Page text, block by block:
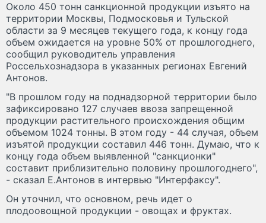
Около 450 тонн санкционной продукции изъято на
территории Москвы, Подмосковья и Тульской
области за 9 месяцев текущего года, к концу года
объем ожидается на уровне 50% от прошлогоднего,
сообщил руководитель управления
Россельхознадзора в указанных регионах Евгений
Антонов.
"В прошлом году на поднадзорной территории было
зафиксировано 127 случаев ввоза запрещенной
продукции растительного происхождения общим
объемом 1024 тонны. В этом году - 44 случая, объем
изъятой продукции составил 446 тонн. Думаю, что к
концу года объем выявленной "санкционки"
составит приблизительно половину прошлогоднего",
- сказал Е.Антонов в интервью "Интерфаксу".
Он уточнил, что основном, речь идет о
плодоовощной продукции - овощах и фруктах.